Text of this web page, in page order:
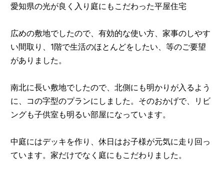
愛知県の光が良く入り庭にもこだわった平屋住宅
広めの敷地でしたので、有効的な使い方、家事のしやす
い間取り、1階で生活のほとんどをしたい、等のご要望
がありました。
南北に長い敷地でしたので、北側にも明かりが入るよう
に、コの字型のプランにしました。そのおかげで、リビ
ングも子供室も明るい部屋になっています。
中庭にはデッキを作り、休日はお子様が元気に走り回っ
ています。家だけでなく庭にもこだわりました。